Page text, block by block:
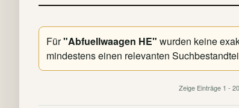
Für"Abfuellwaagen HE" wurden keine
mindestens einen relevanten
Zeige Einträge 1 -